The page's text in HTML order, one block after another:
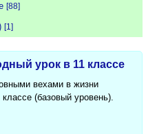
[88]
[1]
урок в 11 классе
вехами в жизни
(базовый уровень).